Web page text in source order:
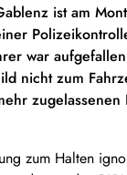
ist am
war
nicht zum
zugelassenen
zum Halten